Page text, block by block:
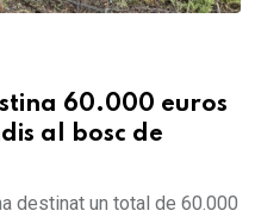
60.000 euros
al bosc de
destinat un total de 60.000